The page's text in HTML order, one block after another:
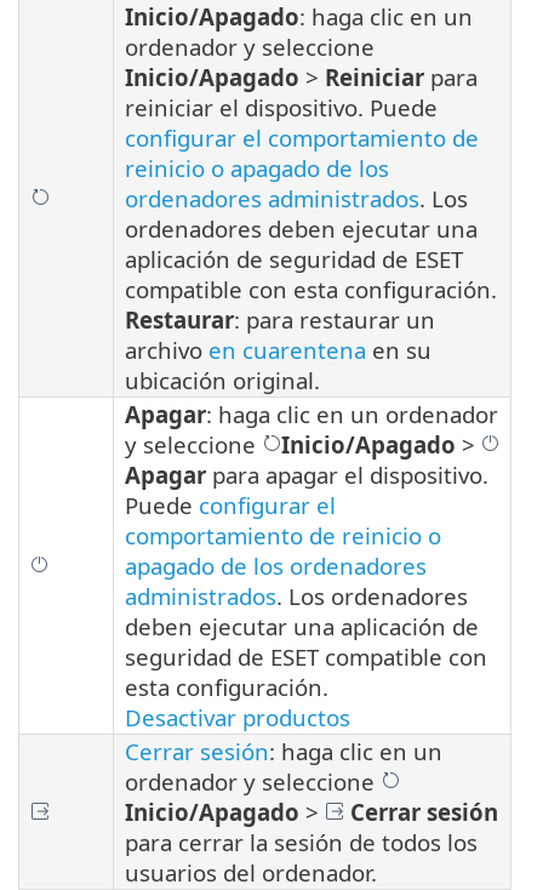
Inicio/Apagado: haga clic en un
ordenador y seleccione
Inicio/Apagado > Reiniciar para
reiniciar el dispositivo. Puede
configurar el comportamiento de
reinicio o apagado de los
ordenadores administrados. Los
ordenadores deben ejecutar una
aplicación de seguridad de ESET
compatible con esta configuración.
Restaurar: para restaurar un
archivo en cuarentena en su
ubicación original.
Apagar: haga clic en un ordenador
y seleccione
Inicio/Apagado >
Apagar para apagar el dispositivo.
Puede configurar el
comportamiento de reinicio o
apagado de los ordenadores
administrados. Los ordenadores
deben ejecutar una aplicación de
seguridad de ESET compatible con
esta configuración.
Desactivar productos
Cerrar sesión: haga clic en un
ordenador y seleccione
Inicio/Apagado >
Cerrar sesión
para cerrar la sesión de todos los
usuarios del ordenador.